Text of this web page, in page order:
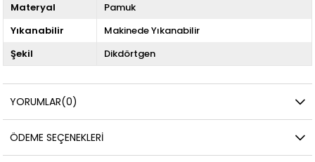
Materyal
Pamuk
Yıkanabilir
Makinede Yıkanabilir
Şekil
Dikdörtgen
YORUMLAR(0)
ÖDEME SEÇENEKLERI